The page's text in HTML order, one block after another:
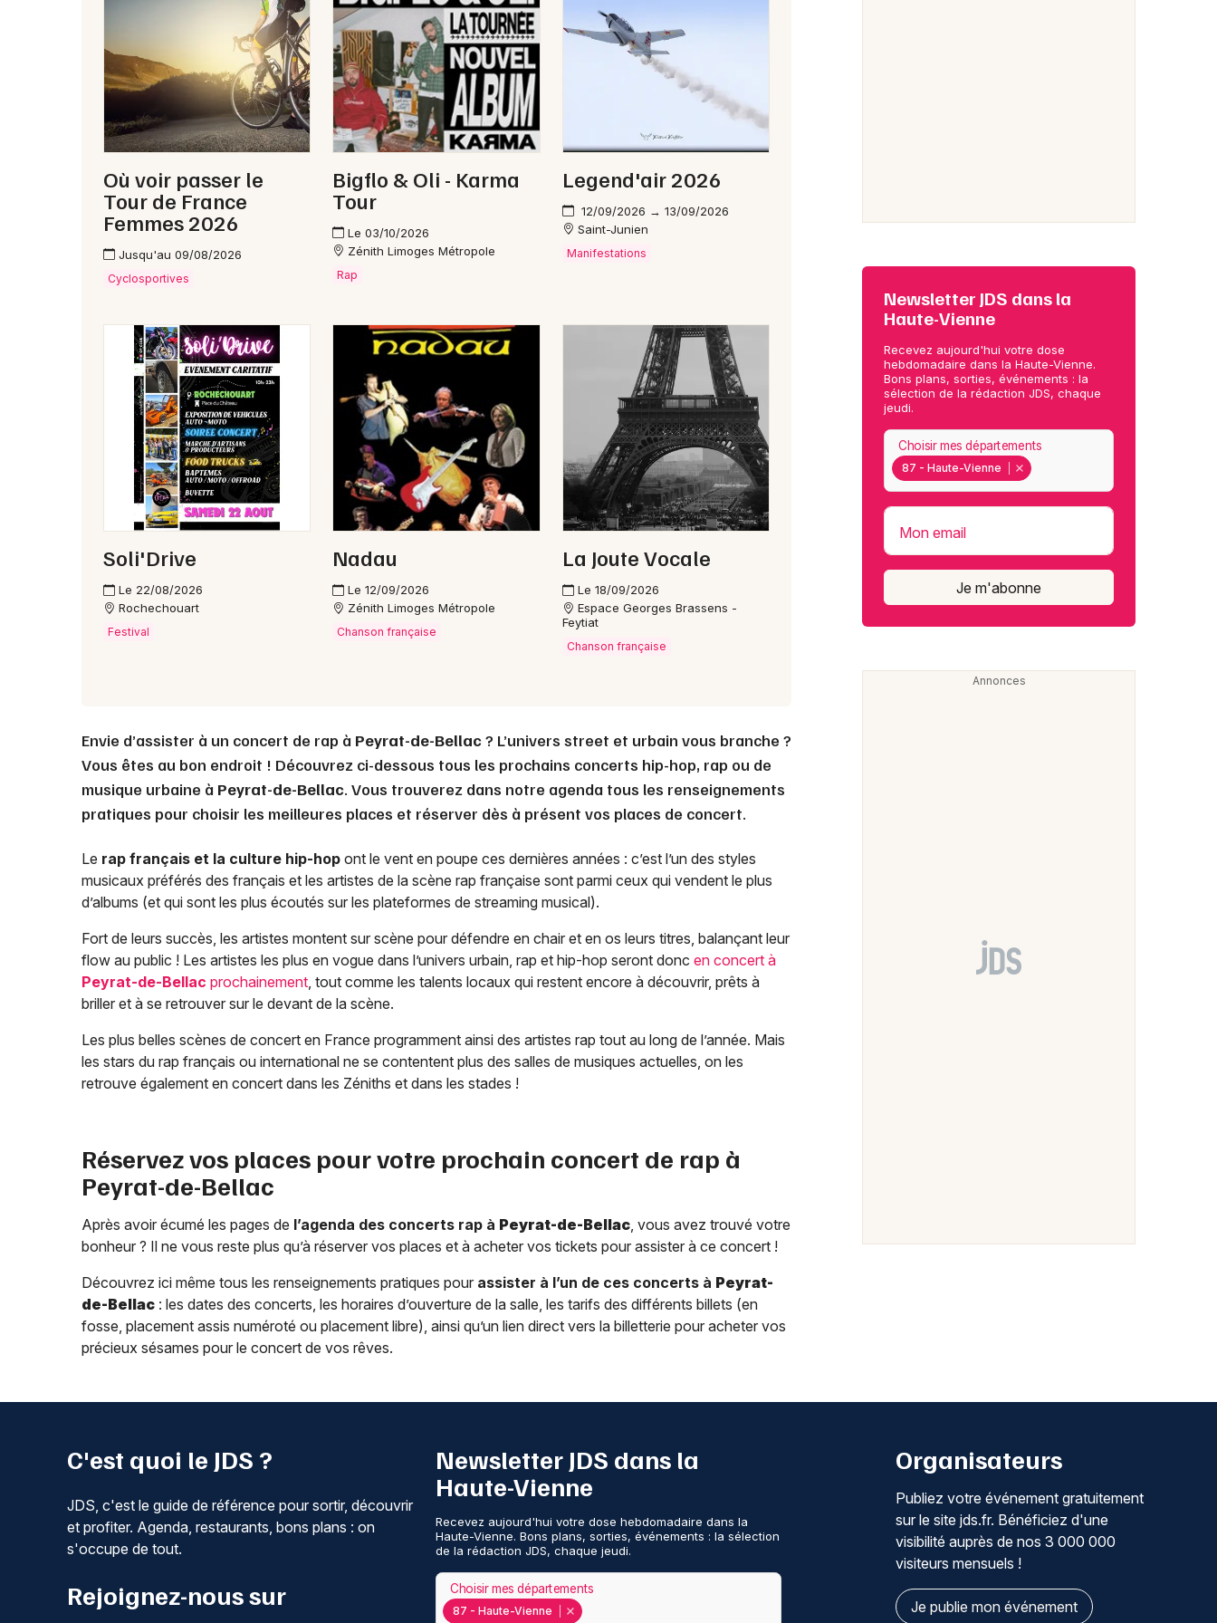
Newsletter des sorties
Artistes en tournée
Actus dans la Haute-Vienne
Magazine dans la Haute-Vienne
87 - Haute-Vienne
Choisir mes départements
Mon email
Je m'abonne
Où voir passer le
Tour de France
Femmes 2026
Jusqu'au 09/08/2026
Cyclosportives
Bigflo & Oli - Karma
Tour
Le 03/10/2026
Zénith Limoges Métropole
Rap
Legend'air 2026
12/09/2026 → 13/09/2026
Saint-Junien
Manifestations
Soli'Drive
Le 22/08/2026
Rochechouart
Festival
Nadau
Le 12/09/2026
Zénith Limoges Métropole
Chanson française
La Joute Vocale
Le 18/09/2026
Espace Georges Brassens -
Feytiat
Chanson française
Envie d’assister à un concert de rap à Peyrat-de-Bellac ? L’univers street et urbain vous branche ?
Vous êtes au bon endroit ! Découvrez ci-dessous tous les prochains concerts hip-hop, rap ou de
musique urbaine à Peyrat-de-Bellac. Vous trouverez dans notre agenda tous les renseignements
pratiques pour choisir les meilleures places et réserver dès à présent vos places de concert.
Le rap français et la culture hip-hop ont le vent en poupe ces dernières années : c’est l’un des styles
musicaux préférés des français et les artistes de la scène rap française sont parmi ceux qui vendent le plus
d’albums (et qui sont les plus écoutés sur les plateformes de streaming musical).
Fort de leurs succès, les artistes montent sur scène pour défendre en chair et en os leurs titres, balançant leur
flow au public ! Les artistes les plus en vogue dans l’univers urbain, rap et hip-hop seront donc en concert à
Peyrat-de-Bellac prochainement, tout comme les talents locaux qui restent encore à découvrir, prêts à
briller et à se retrouver sur le devant de la scène.
Les plus belles scènes de concert en France programment ainsi des artistes rap tout au long de l’année. Mais
les stars du rap français ou international ne se contentent plus des salles de musiques actuelles, on les
retrouve également en concert dans les Zéniths et dans les stades !
Réservez vos places pour votre prochain concert de rap à
Peyrat-de-Bellac
Après avoir écumé les pages de l’agenda des concerts rap à Peyrat-de-Bellac, vous avez trouvé votre
bonheur ? Il ne vous reste plus qu’à réserver vos places et à acheter vos tickets pour assister à ce concert !
Découvrez ici même tous les renseignements pratiques pour assister à l’un de ces concerts à Peyrat-
de-Bellac : les dates des concerts, les horaires d’ouverture de la salle, les tarifs des différents billets (en
fosse, placement assis numéroté ou placement libre), ainsi qu’un lien direct vers la billetterie pour acheter vos
précieux sésames pour le concert de vos rêves.
Newsletter JDS dans la
Haute-Vienne
Recevez aujourd'hui votre dose
hebdomadaire dans la Haute-Vienne.
Bons plans, sorties, événements : la
sélection de la rédaction JDS, chaque
jeudi.
87 - Haute-Vienne
Choisir mes départements
Mon email
Je m'abonne
C'est quoi le JDS ?
JDS, c'est le guide de référence pour sortir, découvrir
et profiter. Agenda, restaurants, bons plans : on
s'occupe de tout.
Rejoignez-nous sur
Newsletter JDS dans la
Haute-Vienne
Recevez aujourd'hui votre dose hebdomadaire dans la
Haute-Vienne. Bons plans, sorties, événements : la sélection
de la rédaction JDS, chaque jeudi.
87 - Haute-Vienne
Choisir mes départements
Organisateurs
Publiez votre événement gratuitement
sur le site jds.fr. Bénéficiez d'une
visibilité auprès de nos 3 000 000
visiteurs mensuels !
Je publie mon événement